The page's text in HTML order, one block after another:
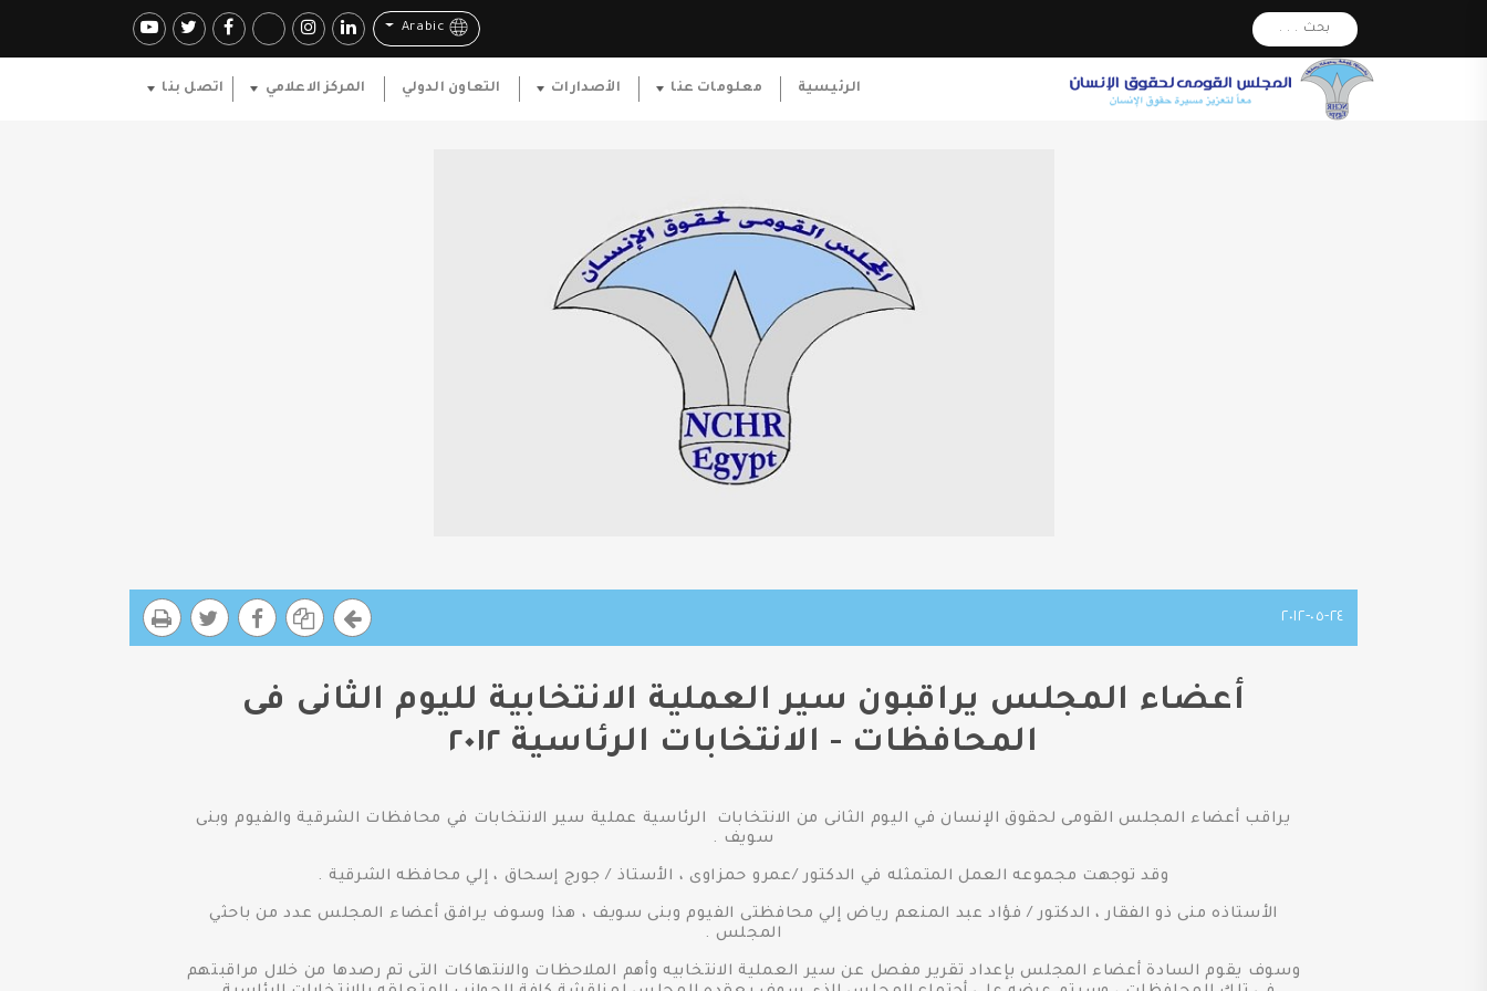
بحث . . . Arabic
الرئيسية معلومات عنا الأصدارات التعاون الدولي المركز الاعلامي اتصل بنا
٢٤-٠٥-٢٠١٢
أعضاء المجلس يراقبون سير العملية الانتخابية لليوم الثانى فى
المحافظات - الانتخابات الرئاسية ٢٠١٢
يراقب أعضاء المجلس القومى لحقوق الإنسان في اليوم الثانى من الانتخابات الرئاسية عملية سير الانتخابات في محافظات الشرقية والفيوم وبنى
سويف .
وقد توجهت مجموعه العمل المتمثله في الدكتور /عمرو حمزاوى ، الأستاذ / جورج إسحاق ، إلي محافظه الشرقية .
الأستاذه منى ذو الفقار ، الدكتور / فؤاد عبد المنعم رياض إلي محافظتى الفيوم وبنى سويف ، هذا وسوف يرافق أعضاء المجلس عدد من باحثي
المجلس .
وسوف يقوم السادة أعضاء المجلس بإعداد تقرير مفصل عن سير العملية الانتخابيه وأهم الملاحظات والانتهاكات التى تم رصدها من خلال مراقبتهم